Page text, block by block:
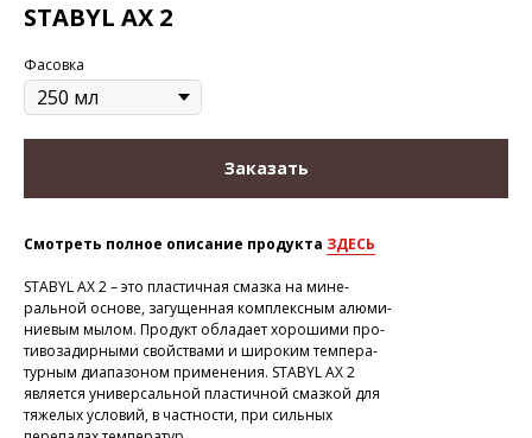
STABYL AX 2
Фасовка
Заказать
Смотреть полное описание продукта ЗДЕСЬ
STABYL AX 2 – это пластичная смазка на мине-
ральной основе, загущенная комплексным алюми-
ниевым мылом. Продукт обладает хорошими про-
тивозадирными свойствами и широким темпера-
турным диапазоном применения. STABYL AX 2
является универсальной пластичной смазкой для
тяжелых условий, в частности, при сильных